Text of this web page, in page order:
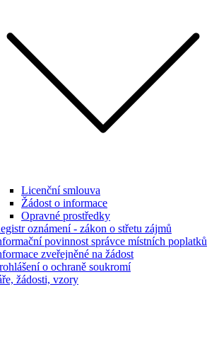
Licenční smlouva
Žádost o informace
Opravné prostředky
oznámení - zákon o střetu zájmů
povinnost správce místních poplatků
zveřejněné na žádost
o ochraně soukromí
žádosti, vzory